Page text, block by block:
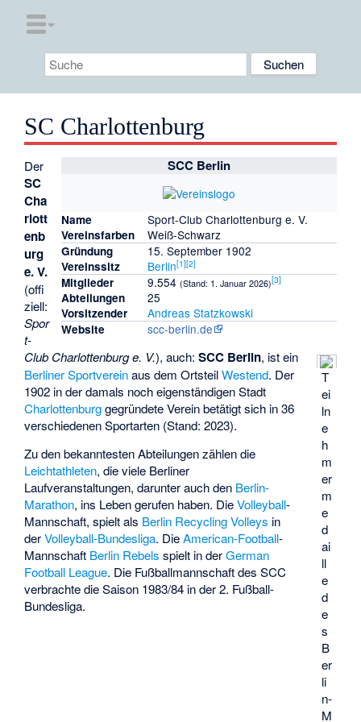
SC Charlottenburg
SCC Berlin
Name Sport-Club Charlottenburg e. V.
Vereinsfarben Weiß-Schwarz
Gründung 15. September 1902
Vereinssitz Berlin[1][2]
Mitglieder 9.554 (Stand: 1. Januar 2026)[3]
Abteilungen 25
Vorsitzender Andreas Statzkowski
Website scc-berlin.de
T
ei
ln
e
h
m
er
m
e
d
ai
ll
e
d
e
s
B
er
li
n-
M
Der
SC
Cha
rlott
enb
urg
e. V.
(offi
ziell:
Spor
t-
Club Charlottenburg e. V.), auch:SCC Berlin, ist ein
Berliner Sportvereinaus dem OrtsteilWestend. Der
1902 in der damals noch eigenständigen Stadt
Charlottenburggegründete Verein betätigt sich in 36
verschiedenen Sportarten (Stand: 2023).
Zu den bekanntesten Abteilungen zählen die
Leichtathleten, die viele Berliner
Laufveranstaltungen, darunter auch den Berlin-
Marathon, ins Leben gerufen haben. DieVolleyball-
Mannschaft, spielt als Berlin Recycling Volleys in
derVolleyball-Bundesliga. DieAmerican-Football-
Mannschaft Berlin Rebels spielt in derGerman
Football League. Die Fußballmannschaft des SCC
verbrachte die Saison 1983/84 in der 2. Fußball-
Bundesliga.